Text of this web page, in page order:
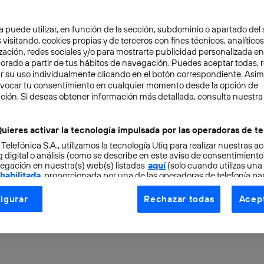
7 min
laborales: llegó
de hacer lo que
puede utilizar, en función de la sección, subdominio o apartado del
visitando, cookies propias y de terceros con fines técnicos,
redes sociales y/o para mostrarte publicidad personalizada
a partir de tus hábitos de navegación. Puedes aceptar todas,
su uso individualmente clicando en el botón correspondiente.
tu consentimiento en cualquier momento desde la opción de
Si deseas obtener información más detallada, consulta nuestra
activar la tecnología impulsada por las operadoras de
S.A., utilizamos la tecnología Utiq para realizar nuestras
digital o análisis (como se describe en este aviso de
en nuestra(s) web(s) listadas aquí(solo cuando utilizas una
, proporcionada por una de las operadoras de telefonía
consentimiento en cada página web).
Utiq está diseñada con la privacidad como prioridad
dirección IP y otra información de la cuenta de cliente de
Rechazar todas